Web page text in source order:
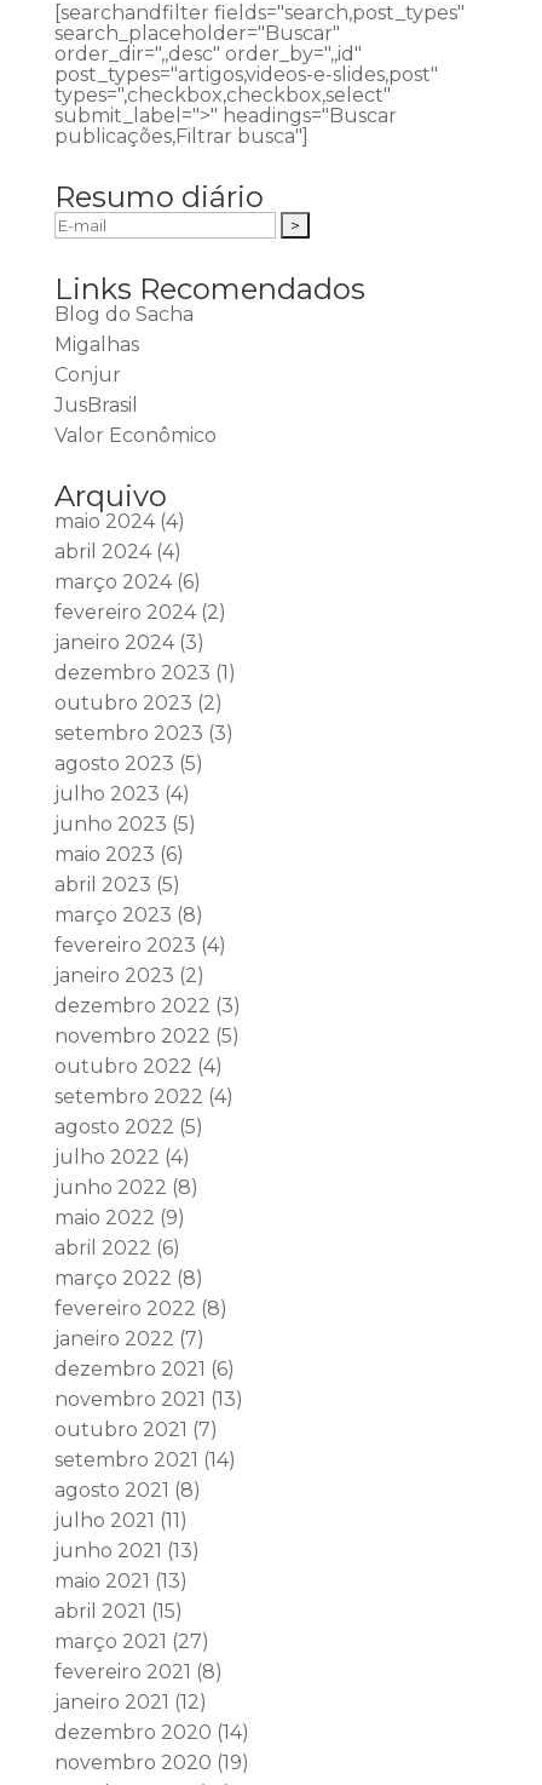
[searchandfilter fields="search,post_types"
search_placeholder="Buscar"
order_dir=",,desc" order_by=",,id"
post_types="artigos,videos-e-slides,post"
types=",checkbox,checkbox,select"
submit_label=">" headings="Buscar
publicações,Filtrar busca"]
Resumo diário
Links Recomendados
Blog do Sacha
Migalhas
Conjur
JusBrasil
Valor Econômico
Arquivo
maio 2024(4)
abril 2024(4)
março 2024(6)
fevereiro 2024(2)
janeiro 2024(3)
dezembro 2023 (1)
outubro 2023 (2)
setembro 2023 (3)
agosto 2023 (5)
julho 2023 (4)
junho 2023 (5)
maio 2023 (6)
abril 2023 (5)
março 2023 (8)
fevereiro 2023 (4)
janeiro 2023 (2)
dezembro 2022 (3)
novembro 2022 (5)
outubro 2022 (4)
setembro 2022 (4)
agosto 2022 (5)
julho 2022 (4)
junho 2022 (8)
maio 2022 (9)
abril 2022 (6)
março 2022 (8)
fevereiro 2022 (8)
janeiro 2022 (7)
dezembro 2021 (6)
novembro 2021 (13)
outubro 2021 (7)
setembro 2021 (14)
agosto 2021 (8)
julho 2021 (11)
junho 2021 (13)
maio 2021 (13)
abril 2021 (15)
março 2021 (27)
fevereiro 2021 (8)
janeiro 2021 (12)
dezembro 2020 (14)
novembro 2020 (19)